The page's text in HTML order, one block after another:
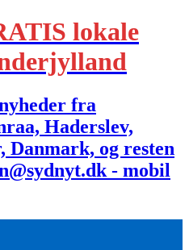
lokale
fra
Haderslev,
Danmark, og resten
- mobil